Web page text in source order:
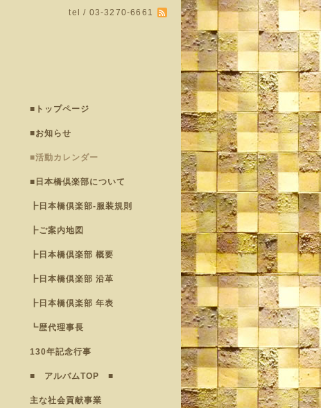
tel / 03-3270-6661
■トップページ
■お知らせ
■活動カレンダー
■日本橋倶楽部について
┣日本橋倶楽部-服装規則
┣ご案内地図
┣日本橋倶楽部 概要
┣日本橋倶楽部 沿革
┣日本橋倶楽部 年表
┗歴代理事長
130年記念行事
■ アルバムTOP ■
主な社会貢献事業